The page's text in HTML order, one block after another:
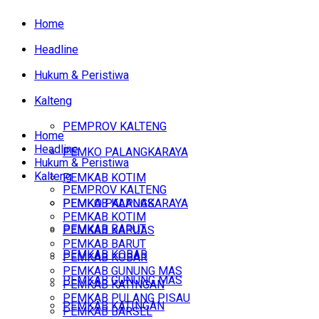
Home
Headline
Hukum & Peristiwa
Kalteng
PEMPROV KALTENG
PEMKO PALANGKARAYA
PEMKAB KOTIM
PEMKAB KAPUAS
PEMKAB BARUT
PEMKAB KOBAR
PEMKAB GUNUNG MAS
PEMKAB KATINGAN
Home
Headline
Hukum & Peristiwa
Kalteng
PEMPROV KALTENG
PEMKO PALANGKARAYA
PEMKAB KOTIM
PEMKAB KAPUAS
PEMKAB BARUT
PEMKAB KOBAR
PEMKAB GUNUNG MAS
PEMKAB KATINGAN
PEMKAB PULANG PISAU
PEMKAB BARSEL